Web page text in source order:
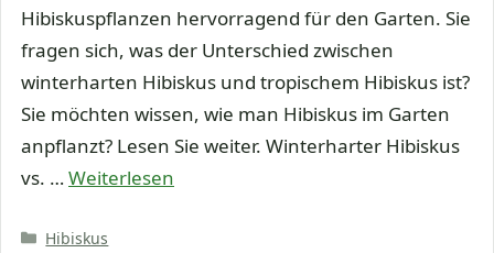
Hibiskuspflanzen hervorragend für den Garten. Sie
fragen sich, was der Unterschied zwischen
winterharten Hibiskus und tropischem Hibiskus ist?
Sie möchten wissen, wie man Hibiskus im Garten
anpflanzt? Lesen Sie weiter. Winterharter Hibiskus
vs. …Weiterlesen
Kategorien
Hibiskus